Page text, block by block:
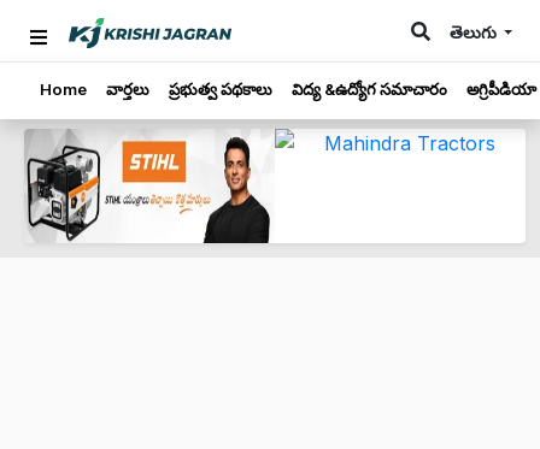
తెలుగు
Home వార్తలు ప్రభుత్వ పథకాలు విద్య &ఉద్యోగ సమాచారం అగ్రిపీడియా